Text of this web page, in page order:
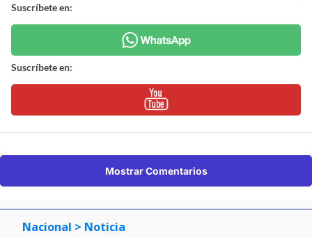
Suscríbete en:
Suscríbete en:
Mostrar Comentarios
Nacional > Noticia